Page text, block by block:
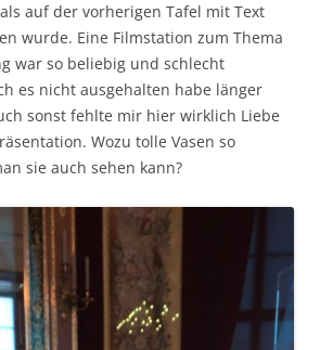
auf der vorherigen Tafel mit Text
wurde. Eine Filmstation zum Thema
war so beliebig und schlecht
es nicht ausgehalten habe länger
sonst fehlte mir hier wirklich Liebe
Wozu tolle Vasen so
sie auch sehen kann?